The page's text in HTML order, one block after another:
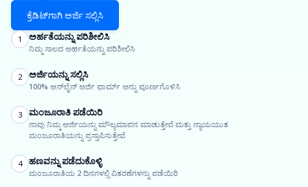
ಕ್ರೆಡಿಟ್‌ಗಾಗಿ ಅರ್ಜಿ ಸಲ್ಲಿಸಿ
1 ಅರ್ಹತೆಯನ್ನು ಪರಿಶೀಲಿಸಿ
ನಿಮ್ಮ ಸಾಲದ ಅರ್ಹತೆಯನ್ನು ಪರಿಶೀಲಿಸಿ
2 ಅರ್ಜಿಯನ್ನು ಸಲ್ಲಿಸಿ
100% ಆನ್‌ಲೈನ್ ಅರ್ಜಿ ಫಾರ್ಮ್ ಅನ್ನು ಪೂರ್ಣಗೊಳಿಸಿ
3 ಮಂಜೂರಾತಿ ಪಡೆಯಿರಿ
ನಾವು ನಿಮ್ಮ ಅರ್ಜಿಯನ್ನು ಮೌಲ್ಯಮಾಪನ ಮಾಡುತ್ತೇವೆ ಮತ್ತು ನ್ಯಾಯಯುತ
ಮಂಜೂರಾತಿಯನ್ನು ಪ್ರಸ್ತಾಪಿಸುತ್ತೇವೆ
4 ಹಣವನ್ನು ಪಡೆದುಕೊಳ್ಳಿ
ಮಂಜೂರಾತಿಯ 2 ದಿನಗಳಲ್ಲಿ ವಿತರಣೆಗಳನ್ನು ಪಡೆಯಿರಿ